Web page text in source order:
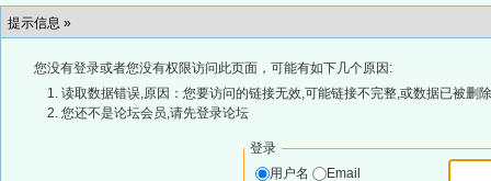
提示信息 »
您没有登录或者您没有权限访问此页面，可能有如下几个原因:
读取数据错误,原因：您要访问的链接无效,可能链接不完整,或数据已被删
您还不是论坛会员,请先登录论坛
登录
用户名
Email